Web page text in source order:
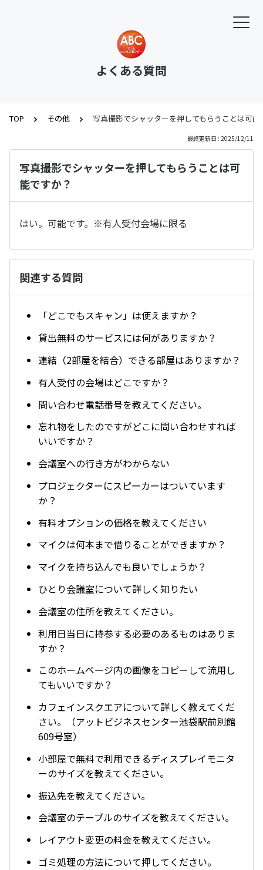
よくある質問
TOP その他 写真撮影でシャッターを押してもらうことは可能
最終更新日 : 2025/12/11
写真撮影でシャッターを押してもらうことは可
能ですか？
はい。可能です。※有人受付会場に限る
関連する質問
「どこでもスキャン」は使えますか？
貸出無料のサービスには何がありますか？
連結（2部屋を結合）できる部屋はありますか？
有人受付の会場はどこですか？
問い合わせ電話番号を教えてください。
忘れ物をしたのですがどこに問い合わせすれば
いいですか？
会議室への行き方がわからない
プロジェクターにスピーカーはついています
か？
有料オプションの価格を教えてください
マイクは何本まで借りることができますか？
マイクを持ち込んでも良いでしょうか？
ひとり会議室について詳しく知りたい
会議室の住所を教えてください。
利用日当日に持参する必要のあるものはありま
すか？
このホームページ内の画像をコピーして流用し
てもいいですか？
カフェインスクエアについて詳しく教えてくだ
さい。（アットビジネスセンター池袋駅前別館
609号室）
小部屋で無料で利用できるディスプレイモニタ
ーのサイズを教えてください。
振込先を教えてください。
会議室のテーブルのサイズを教えてください。
レイアウト変更の料金を教えてください。
ゴミ処理の方法について押してください。